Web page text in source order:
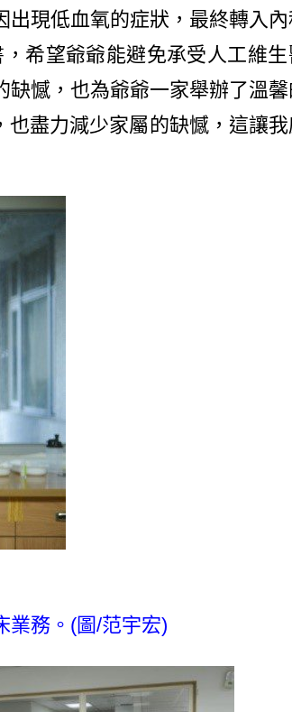
現低血氧的症狀，最終轉入內
希望爺爺能避免承受人工維
憾，也為爺爺一家舉辦了溫
盡力減少家屬的缺憾，這讓
業務。(圖/范宇宏)